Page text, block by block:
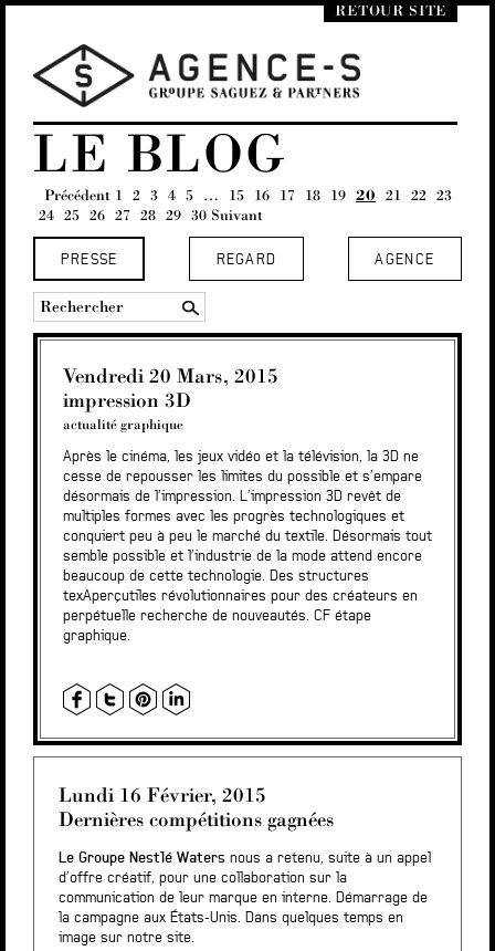
RETOUR SITE
LE BLOG
Précédent 1 2 3 4 5 … 15 16 17 18 19 20 21 22 23
24 25 26 27 28 29 30 Suivant
AGENCE
PRESSE REGARD
Vendredi 20 Mars, 2015
impression 3D
actualité graphique
Après le cinéma, les jeux vidéo et la télévision, la 3D ne
cesse de repousser les limites du possible et s’empare
désormais de l’impression. L’impression 3D revêt de
multiples formes avec les progrès technologiques et
conquiert peu à peu le marché du textile. Désormais tout
semble possible et l’industrie de la mode attend encore
beaucoup de cette technologie. Des structures
texAperçutiles révolutionnaires pour des créateurs en
perpétuelle recherche de nouveautés. CF étape
graphique.
Lundi 16 Février, 2015
Dernières compétitions gagnées
Le Groupe Nestlé Waters nous a retenu, suite à un appel
d’offre créatif, pour une collaboration sur la
communication de leur marque en interne. Démarrage de
la campagne aux États-Unis. Dans quelques temps en
image sur notre site.